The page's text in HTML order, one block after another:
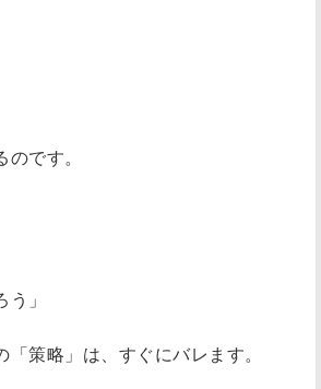
です。
」
策略」は、すぐにバレます。